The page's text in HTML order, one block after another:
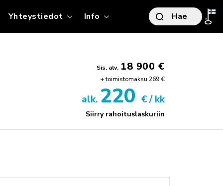
ESITTELY
Yhteystiedot Info Hae
Sis. alv. 18 900 €
+ toimistomaksu 269 €
alk. 220 € / kk
Siirry rahoituslaskuriin